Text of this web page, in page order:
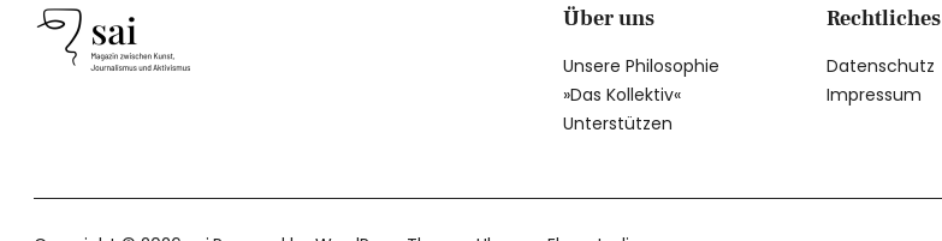
Über uns
Unsere Philosophie
»Das Kollektiv«
Unterstützen
Rechtliches
Datenschutz
Impressum